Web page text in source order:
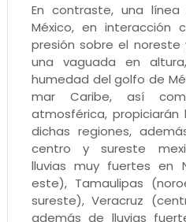
En contraste, una
México, en interacción
presión sobre el
una vaguada en
humedad del golfo de
mar Caribe, así
atmosférica, propiciarán
dichas regiones,
centro y sureste
lluvias muy fuertes en
este), Tamaulipas
sureste), Veracruz
además de lluvias